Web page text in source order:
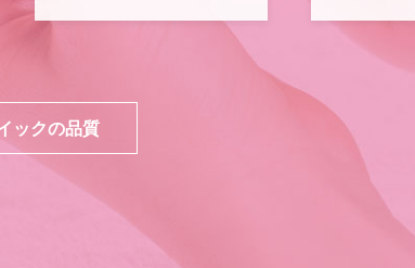
ックの品質